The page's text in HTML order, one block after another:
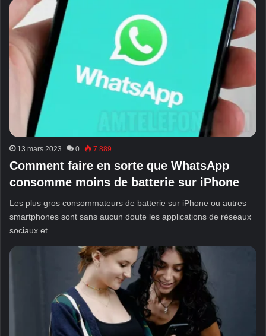
13 mars 2023 0 7 889
Comment faire en sorte que WhatsApp
consomme moins de batterie sur iPhone
Les plus gros consommateurs de batterie sur iPhone ou autres
smartphones sont sans aucun doute les applications de réseaux
sociaux et...